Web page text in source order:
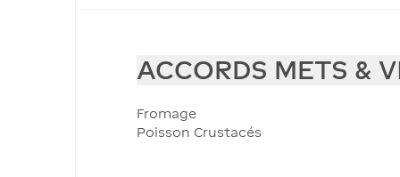
ACCORDS METS &
Fromage
Poisson Crustacés